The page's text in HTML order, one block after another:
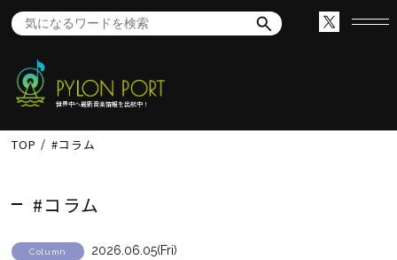
世界中へ最新音楽情報を出航中！
TOP #コラム
#コラム
Column 2026.06.05(Fri)